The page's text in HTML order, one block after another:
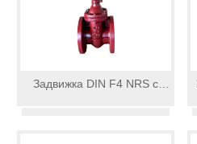
Задвижка DIN F4 NRS с